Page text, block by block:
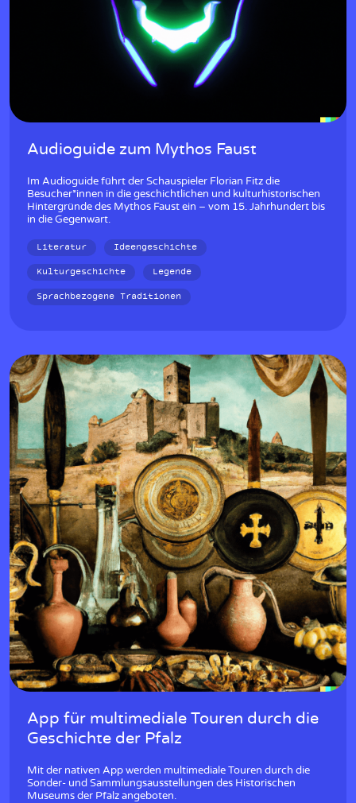
Audioguide zum Mythos Faust
Im Audioguide führt der Schauspieler Florian Fitz die
Besucher*innen in die geschichtlichen und kulturhistorischen
Hintergründe des Mythos Faust ein – vom 15. Jahrhundert bis
in die Gegenwart.
Literatur
Ideengeschichte
Kulturgeschichte
Legende
Sprachbezogene Traditionen
App für multimediale Touren durch die
Geschichte der Pfalz
Mit der nativen App werden multimediale Touren durch die
Sonder- und Sammlungsausstellungen des Historischen
Museums der Pfalz angeboten.